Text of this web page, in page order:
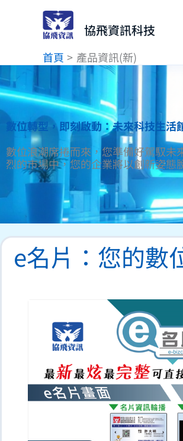
內
容
協飛資訊科技
首頁 產品資訊(新)
數位轉型，即刻啟動：未來科技生活
數位浪潮席捲而來，您準備好駕馭
烈的市場中，您的企業將以創新姿態
e名片：您的數